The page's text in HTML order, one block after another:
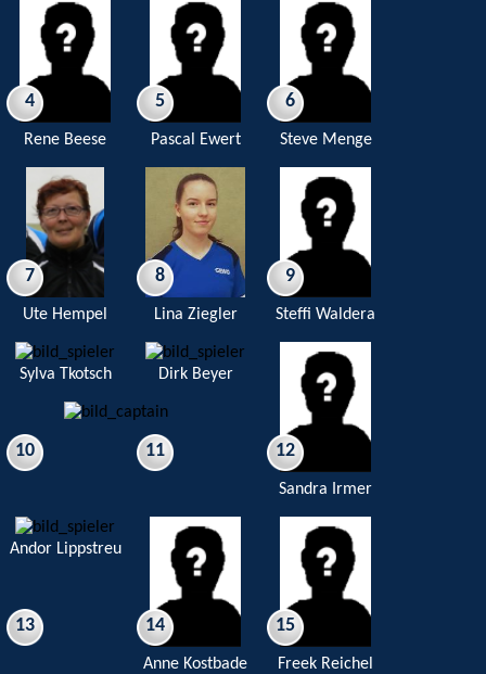
Rene Beese
4
Pascal Ewert
5
Steve Menge
6
Ute Hempel
7
Lina Ziegler
8
Steffi Waldera
9
Sylva Tkotsch
10
Dirk Beyer
11
Sandra Irmer
12
Andor Lippstreu
13
Anne Kostbade
14
Freek Reichel
15